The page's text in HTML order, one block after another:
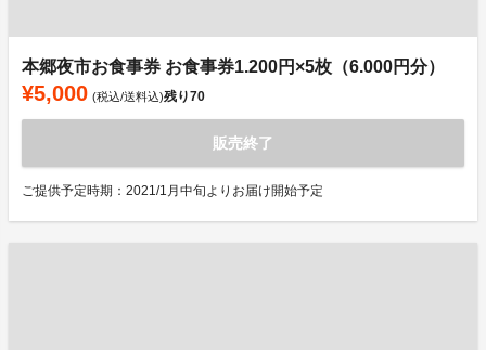
本郷夜市お食事券 お食事券1.200円×5枚（6.000円分）
¥5,000 (税込/送料込)残り70
販売終了
ご提供予定時期：2021/1月中旬よりお届け開始予定